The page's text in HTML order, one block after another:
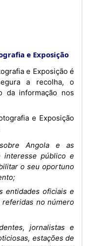
e Exposição
a recolha, o
da informação nos
Angola e as
interesse público e
o seu oportuno
entidades oficiais e
no número
jornalistas e
estações de